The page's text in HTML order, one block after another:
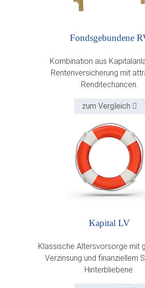
Fonds­gebundene
Kombination aus
Rentenversicherung mit
Renditechancen.
zum Vergleich
Kapital LV
Klassische Altersvorsorge mit
Verzinsung und finanziellem
Hinterbliebene.